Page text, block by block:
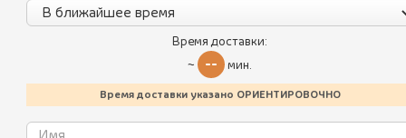
Летнее меню
ХИНКАЛИ
Батумский стрит-фуд
Время доставки:
~ -- мин.
Время доставки указано ОРИЕНТИРОВОЧНО
Политика конфиденциальности
Калорийность блюд